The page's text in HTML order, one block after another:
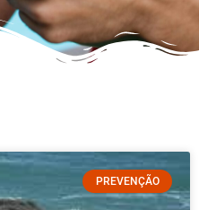
PREVENÇÃO